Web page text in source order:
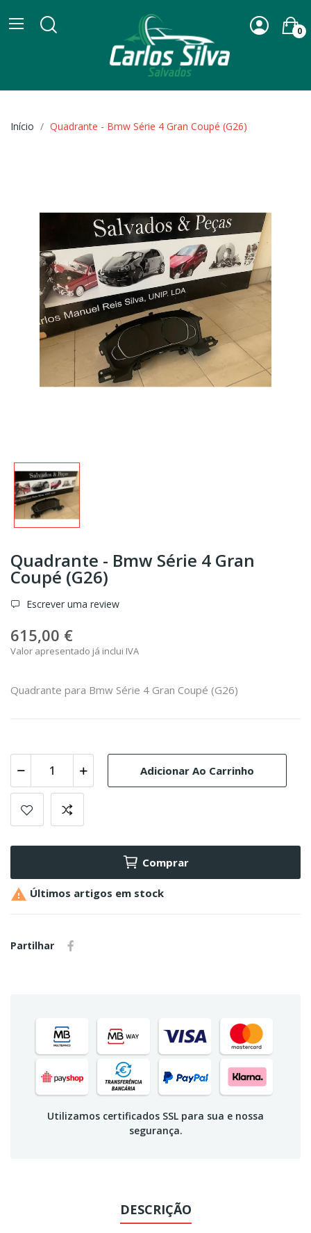
0
Início Quadrante - Bmw Série 4 Gran Coupé (G26)
Quadrante - Bmw Série 4 Gran
Coupé (G26)
Escrever uma review
615,00 €
Valor apresentado já inclui IVA
Quadrante para Bmw Série 4 Gran Coupé (G26)
Adicionar Ao Carrinho
Comprar
 Últimos artigos em stock
Partilhar
Utilizamos certificados SSL para sua e nossa
segurança.
DESCRIÇÃO